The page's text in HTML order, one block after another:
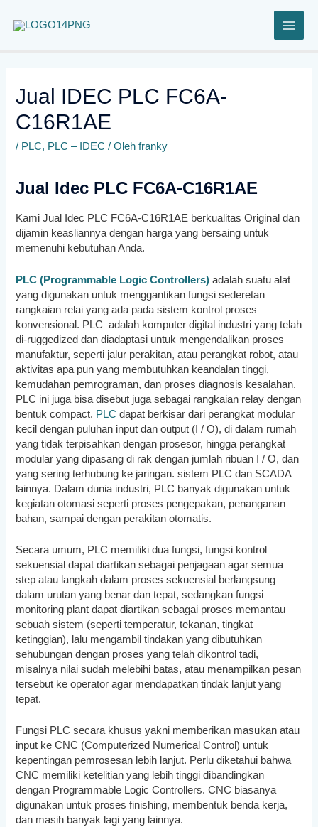
Jual IDEC PLC FC6A-
C16R1AE
/ PLC, PLC – IDEC / Olehfranky
Jual Idec PLC FC6A-C16R1AE
Kami Jual Idec PLC FC6A-C16R1AE berkualitas Original dan
dijamin keasliannya dengan harga yang bersaing untuk
memenuhi kebutuhan Anda.
PLC (Programmable Logic Controllers) adalah suatu alat
yang digunakan untuk menggantikan fungsi sederetan
rangkaian relai yang ada pada sistem kontrol proses
konvensional. PLC adalah komputer digital industri yang telah
di-ruggedized dan diadaptasi untuk mengendalikan proses
manufaktur, seperti jalur perakitan, atau perangkat robot, atau
aktivitas apa pun yang membutuhkan keandalan tinggi,
kemudahan pemrograman, dan proses diagnosis kesalahan.
PLC ini juga bisa disebut juga sebagai rangkaian relay dengan
bentuk compact. PLC dapat berkisar dari perangkat modular
kecil dengan puluhan input dan output (I / O), di dalam rumah
yang tidak terpisahkan dengan prosesor, hingga perangkat
modular yang dipasang di rak dengan jumlah ribuan I / O, dan
yang sering terhubung ke jaringan. sistem PLC dan SCADA
lainnya. Dalam dunia industri, PLC banyak digunakan untuk
kegiatan otomasi seperti proses pengepakan, penanganan
bahan, sampai dengan perakitan otomatis.
Secara umum, PLC memiliki dua fungsi, fungsi kontrol
sekuensial dapat diartikan sebagai penjagaan agar semua
step atau langkah dalam proses sekuensial berlangsung
dalam urutan yang benar dan tepat, sedangkan fungsi
monitoring plant dapat diartikan sebagai proses memantau
sebuah sistem (seperti temperatur, tekanan, tingkat
ketinggian), lalu mengambil tindakan yang dibutuhkan
sehubungan dengan proses yang telah dikontrol tadi,
misalnya nilai sudah melebihi batas, atau menampilkan pesan
tersebut ke operator agar mendapatkan tindak lanjut yang
tepat.
Fungsi PLC secara khusus yakni memberikan masukan atau
input ke CNC (Computerized Numerical Control) untuk
kepentingan pemrosesan lebih lanjut. Perlu diketahui bahwa
CNC memiliki ketelitian yang lebih tinggi dibandingkan
dengan Programmable Logic Controllers. CNC biasanya
digunakan untuk proses finishing, membentuk benda kerja,
dan masih banyak lagi yang lainnya.